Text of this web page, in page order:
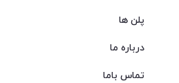
پلن ها
درباره ما
تماس باما